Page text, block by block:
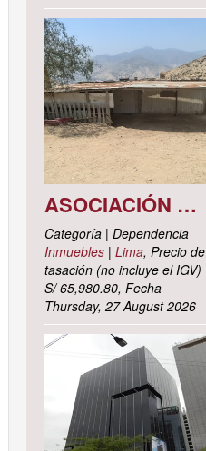
ASOCIACIÓN DE VIVIENDA LOS CACTUS MZ. C LOTE 9, DISTRITO DE PACHACAMAC, PROVINCIA Y DEPARTAMENTO DE LIMA
Categoría | Dependencia
Inmuebles| Lima, Precio de
tasación (no incluye el IGV)
S/ 65,980.80, Fecha
Thursday, 27 August 2026